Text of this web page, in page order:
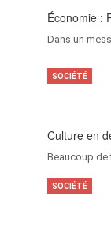
Économie :
Dans un
Culture en
Beaucoup de
SOCIÉTÉ
SOCIÉTÉ